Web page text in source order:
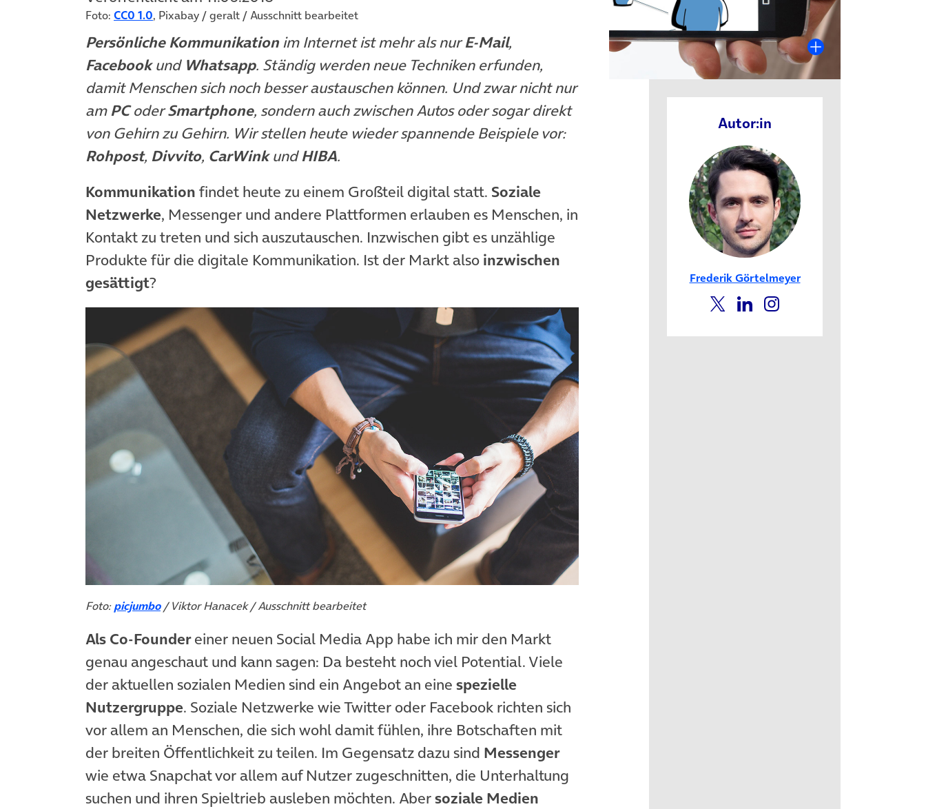
Foto: CC0 1.0, Pixabay / geralt / Ausschnitt bearbeitet
Persönliche Kommunikation im Internet ist mehr als nurE-Mail,
Facebookund Whatsapp. Ständig werden neue Techniken erfunden,
damit Menschen sich noch besser austauschen können. Und zwar nicht nur
amPCoderSmartphone, sondern auch zwischen Autos oder sogar direkt
von Gehirn zu Gehirn. Wir stellen heute wieder spannende Beispiele vor:
Rohpost, Divvito, CarWinkundHIBA.
Kommunikation findet heute zu einem Großteil digital statt. Soziale
Netzwerke, Messenger und andere Plattformen erlauben es Menschen, in
Kontakt zu treten und sich auszutauschen. Inzwischen gibt es unzählige
Produkte für die digitale Kommunikation. Ist der Markt also inzwischen
gesättigt?
Foto:picjumbo/ Viktor Hanacek / Ausschnitt bearbeitet
Als Co-Foundereiner neuen Social Media App habe ich mir den Markt
genau angeschaut und kann sagen: Da besteht noch viel Potential. Viele
der aktuellen sozialen Medien sind ein Angebot an eine spezielle
Nutzergruppe. Soziale Netzwerke wie Twitter oder Facebook richten sich
vor allem an Menschen, die sich wohl damit fühlen, ihre Botschaften mit
der breiten Öffentlichkeit zu teilen. Im Gegensatz dazu sind Messenger
wie etwa Snapchat vor allem auf Nutzer zugeschnitten, die Unterhaltung
suchen und ihren Spieltrieb ausleben möchten. Abersoziale Medien
Autor:in
Frederik Görtelmeyer